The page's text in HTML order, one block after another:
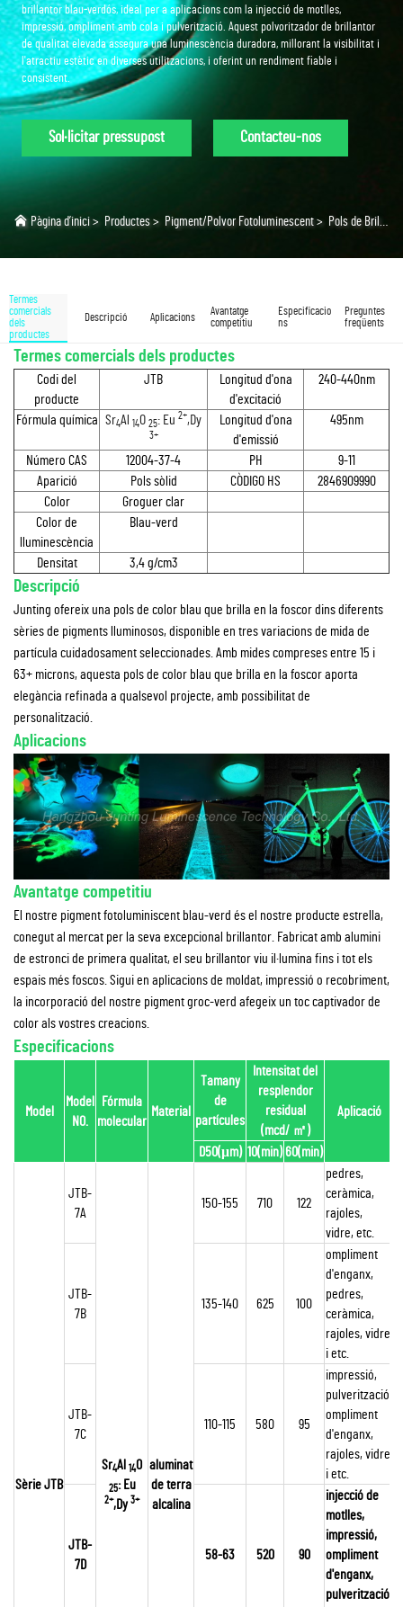
brillantor blau-verdós, ideal per a aplicacions com la injecció de motlles,
impressió, ompliment amb cola i pulverització. Aquest polvoritzador de brillantor
de qualitat elevada assegura una luminescència duradora, millorant la visibilitat i
l'atractiu estètic en diverses utilitzacions, i oferint un rendiment fiable i
consistent.
Sol·licitar pressupost Contacteu-nos
Pàgina d’inici > Productes > Pigment/Polvor Fotoluminescent > Pols de Brilly Blau Verd
Termes
comercials
dels
productes
Descripció Aplicacions
Avantatge
competitiu
Especificacio
ns
Preguntes
freqüents
Termes comercials dels productes
Codi del
producte
JTB
Longitud d'ona
d'excitació
240-440nm
Fórmula química Sr4Al 14O 25: Eu 2+,Dy
3+
Longitud d'ona
d'emissió
495nm
Número CAS 12004-37-4 PH
9-11
Aparició
Pols sòlid CÒDIGO HS
2846909990
Color
Groguer clar
Color de
lluminescència
Blau-verd
Densitat 3,4 g/cm3
Descripció
Junting ofereix una pols de color blau que brilla en la foscor dins diferents
sèries de pigments lluminosos, disponible en tres variacions de mida de
partícula cuidadosament seleccionades. Amb mides compreses entre 15 i
63+ microns, aquesta pols de color blau que brilla en la foscor aporta
elegància refinada a qualsevol projecte, amb possibilitat de
personalització.
Aplicacions
Avantatge competitiu
El nostre pigment fotoluminiscent blau-verd és el nostre producte estrella,
conegut al mercat per la seva excepcional brillantor. Fabricat amb alumini
de estronci de primera qualitat, el seu brillantor viu il·lumina fins i tot els
espais més foscos. Sigui en aplicacions de moldat, impressió o recobriment,
la incorporació del nostre pigment groc-verd afegeix un toc captivador de
color als vostres creacions.
Especificacions
Model
Model
NO.
Fórmula
molecular
Material
Tamany
de
partícules
Intensitat del
resplendor
residual
(mcd/ ㎡)
Aplicació
D50(μm) 10(min)60(min)
Sèrie JTB
JTB-
7A
Sr4Al 14O
25: Eu
2+,Dy 3+
aluminat
de terra
alcalina
150-155 710 122
pedres,
ceràmica,
rajoles,
vidre, etc.
JTB-
7B
135-140 625 100
ompliment
d'enganx,
pedres,
ceràmica,
rajoles, vidre
i etc.
JTB-
7C
110-115 580 95
impressió,
pulverització,
ompliment
d'enganx,
rajoles, vidre
i etc.
JTB-
7D
58-63 520 90
injecció de
motlles,
impressió,
ompliment
d'enganx,
pulverització,